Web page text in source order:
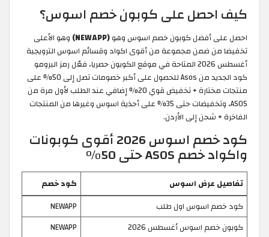
كيف احصل على كوبون خصم اسوس؟
احصل على أفضل كوبون خصم اسوس وهو(NEWAPP)
وهو الأعلى
تخفيضا من ضمن مجموعة من أقوى اكواد وقسائم اسوس الترويجية
أغسطس 2026 المتاحة في موقع الكوبون حصريا، فعّل رمز البرومو
كود الجديد من Asos للحصول على أكبر خصومات تصل إلى 50% على
منتجات مختارة + تخفيض قوي 20% إضافي عند الطلب لأول مرة من
ASOS، وتخفيضات حتى 35% على أحذية اسوس وغيرها من المنتجات
الفاخرة + شحن إلى الأردن.
كود خصم اسوس 2026 أقوى كوبونات
واكواد خصم ASOS حتى 50%
تفاصيل عرض اسوس
كود خصم
كود خصم اسوس اول طلب
NEWAPP
كوبون خصم اسوس أغسطس 2026
NEWAPP